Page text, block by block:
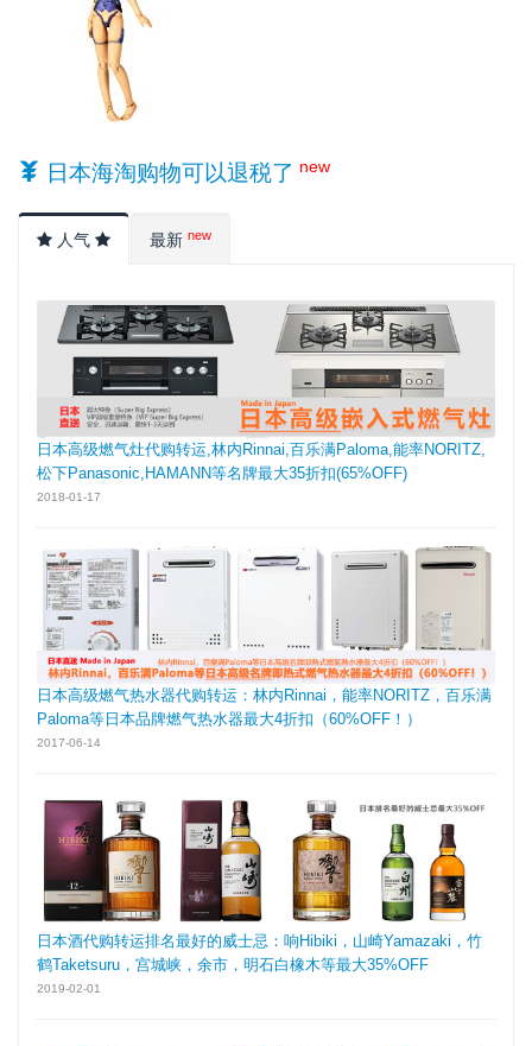
日本海淘购物可以退税了 new
人气 最新 new
日本高级燃气灶代购转运,林内Rinnai,百乐满Paloma,能率NORITZ,
松下Panasonic,HAMANN等名牌最大35折扣(65%OFF)
2018-01-17
日本高级燃气热水器代购转运：林内Rinnai，能率NORITZ，百乐满
Paloma等日本品牌燃气热水器最大4折扣（60%OFF！）
2017-06-14
日本酒代购转运排名最好的威士忌：响Hibiki，山崎Yamazaki，竹
鹤Taketsuru，宫城峡，余市，明石白橡木等最大35%OFF
2019-02-01